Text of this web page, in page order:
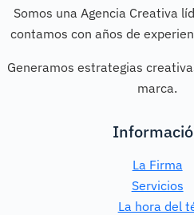
Somos una Agencia Creativa
contamos con años de
Generamos estrategias
marca.
La Firma
Servicios
La hora del